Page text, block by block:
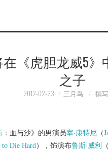
在《虎胆龙威5》
之子
2012-02-23 三月鸟 撰
：血与沙》的男演员宰·康特尼 （
Die Hard），饰演布鲁斯·威利 （